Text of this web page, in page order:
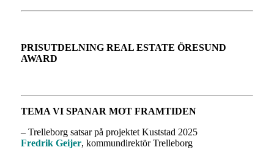
PRISUTDELNING REAL ESTATE ÖRESUND
AWARD
TEMA VI SPANAR MOT FRAMTIDEN
– Trelleborg satsar på projektet Kuststad 2025
Fredrik Geijer, kommundirektör Trelleborg